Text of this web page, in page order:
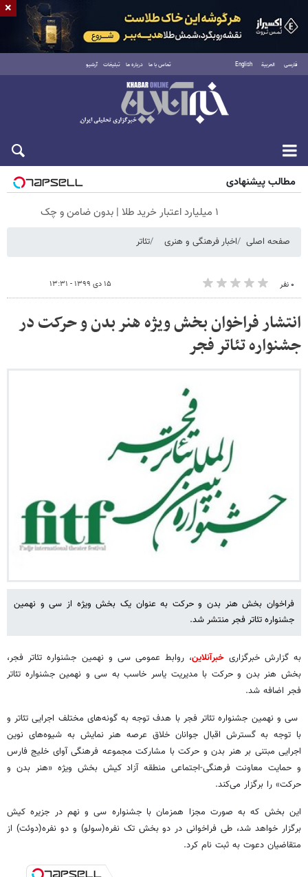
فارسی العربية English تماس با ما درباره ما تبلیغات آرشیو
جمعه ۱۶ مرداد ۱۴۰۵
مطالب پیشنهادی
۱ میلیارد اعتبار خرید طلا | بدون ضامن و چک
صفحه اصلی اخبار فرهنگی و هنری تئاتر
۰ نفر ۱۵ دی ۱۳۹۹ - ۱۳:۳۱
انتشار فراخوان بخش ویژه هنر بدن و حرکت در
جشنواره تئاتر فجر
فراخوان بخش هنر بدن و حرکت به عنوان یک بخش ویژه از سی و نهمین
جشنواره تئاتر فجر منتشر شد.
به گزارش خبرگزاریخبرآنلاین، روابط عمومی سی و نهمین جشنواره تئاتر فجر،
بخش هنر بدن و حرکت با مدیریت یاسر خاسب به سی و نهمین جشنواره تئاتر
فجر اضافه شد.
سی و نهمین جشنواره تئاتر فجر با هدف توجه به گونه‌های مختلف اجرایی تئاتر و
با توجه به گسترش اقبال جوانان خلاق عرصه هنر نمایش به شیوه‌های نوین
اجرایی مبتنی بر هنر بدن و حرکت با مشارکت مجموعه فرهنگی آوای خلیج فارس
و حمایت معاونت فرهنگی-اجتماعی منطقه آزاد کیش بخش ویژه «هنر بدن و
حرکت» را برگزار می‌کند.
این بخش که به صورت مجزا همزمان با جشنواره سی و نهم در جزیره کیش
برگزار خواهد شد، طی فراخوانی در دو بخش تک نفره(سولو) و دو نفره(دوئت) از
متقاضیان دعوت به ثبت نام کرد.
×